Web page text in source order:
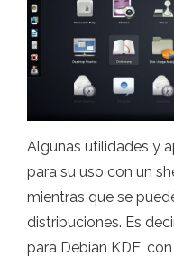
Algunas utilidades y
para su uso con un
mientras que se
distribuciones. Es
para Debian KDE,